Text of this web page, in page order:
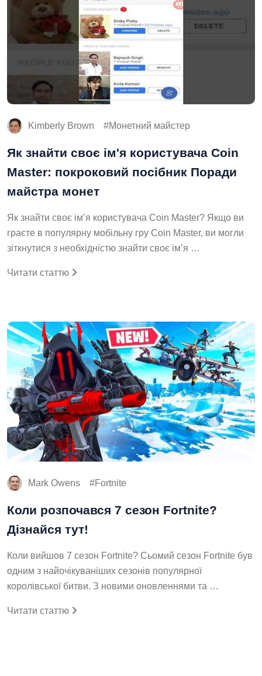
Kimberly Brown Монетний майстер
Як знайти своє ім'я користувача Coin
Master: покроковий посібник Поради
майстра монет
Як знайти своє ім’я користувача Coin Master? Якщо ви
граєте в популярну мобільну гру Coin Master, ви могли
зіткнутися з необхідністю знайти своє ім’я …
Читати статтю
Mark Owens Fortnite
Коли розпочався 7 сезон Fortnite?
Дізнайся тут!
Коли вийшов 7 сезон Fortnite? Сьомий сезон Fortnite був
одним з найочікуваніших сезонів популярної
королівської битви. З новими оновленнями та …
Читати статтю